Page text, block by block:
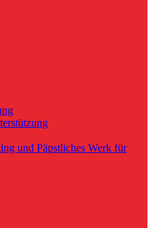
und Päpstliches Werk für